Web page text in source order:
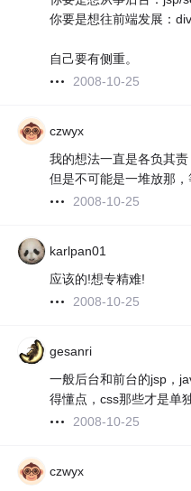
你要是想往前端发展：
自己要有侧重。
2008-10-25
czwyx
我的想法一直是各负其
但是不可能是一堆放那，
2008-10-25
karlpan01
应该的!想专精难!
2008-10-25
gesanri
一般后台和前台的jsp，
得懂点，css那些才是单
2008-10-25
czwyx